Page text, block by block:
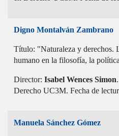
Digno Montalván Zambrano
Título: "Naturaleza y derechos.
humano en la filosofía, la
Director: Isabel Wences Simon
Derecho UC3M. Fecha de
Manuela Sánchez Gómez